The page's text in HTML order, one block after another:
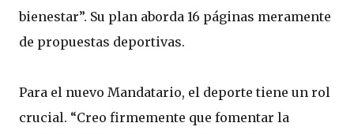
bienestar”. Su plan aborda 16 páginas meramente
de propuestas deportivas.
Para el nuevo Mandatario, el deporte tiene un rol
crucial. “Creo firmemente que fomentar la